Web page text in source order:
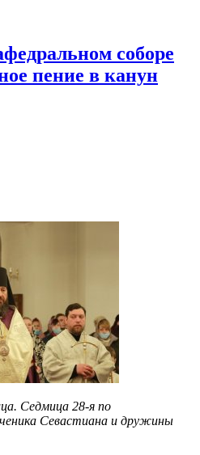
соборе
пение в канун
Седмица 28-я по
Севастиана и дружины